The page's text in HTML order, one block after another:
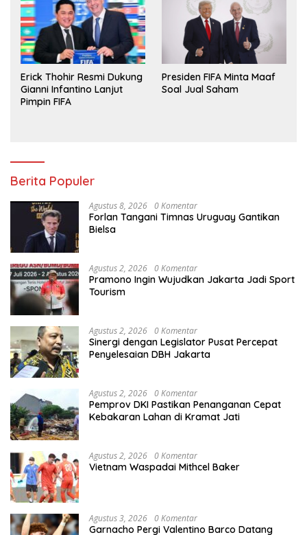
Erick Thohir Resmi Dukung
Gianni Infantino Lanjut
Pimpin FIFA
Presiden FIFA Minta Maaf
Soal Jual Saham
Berita Populer
Agustus 8, 2026 0 Komentar
Forlan Tangani Timnas Uruguay Gantikan
Bielsa
Agustus 2, 2026 0 Komentar
Pramono Ingin Wujudkan Jakarta Jadi Sport
Tourism
Agustus 2, 2026 0 Komentar
Sinergi dengan Legislator Pusat Percepat
Penyelesaian DBH Jakarta
Agustus 2, 2026 0 Komentar
Pemprov DKI Pastikan Penanganan Cepat
Kebakaran Lahan di Kramat Jati
Agustus 2, 2026 0 Komentar
Vietnam Waspadai Mithcel Baker
Agustus 3, 2026 0 Komentar
Garnacho Pergi Valentino Barco Datang